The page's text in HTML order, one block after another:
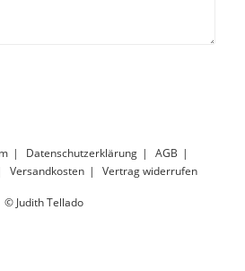
Datenschutzerklärung
AGB
Versandkosten Vertrag widerrufen
© Judith Tellado